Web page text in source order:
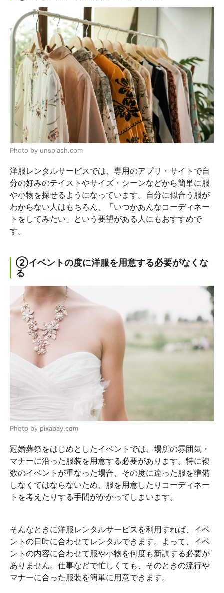
Photo by unsplash.com
洋服レンタルサービスでは、専用のアプリ・サイトで自
分の好みのテイストやサイズ・シーンなどから簡単に服
や小物を探せるようになっています。自分に似合う服が
わからない人はもちろん、「いつかあんなコーディネー
トをしてみたい」という要望がある人にもおすすめで
す。
②イベントの度に洋服を用意する必要がなくな
る
Photo by pixabay.com
冠婚葬祭をはじめとしたイベントでは、場所の雰囲気・
マナーに沿った服装を用意する必要があります。特に複
数のイベントが重なった場合、その度に違った服を準備
しなくてはならないため、服を用意したりコーディネー
トを考えたりする手間がかかってしまいます。
そんなときに洋服レンタルサービスを利用すれば、イベ
ントの日時に合わせてレンタルできます。よって、イベ
ントの内容に合わせて服や小物を何度も新調する必要が
ありません。仕事などで忙しくても、そのときの流行や
マナーに合った服装を簡単に用意できます。